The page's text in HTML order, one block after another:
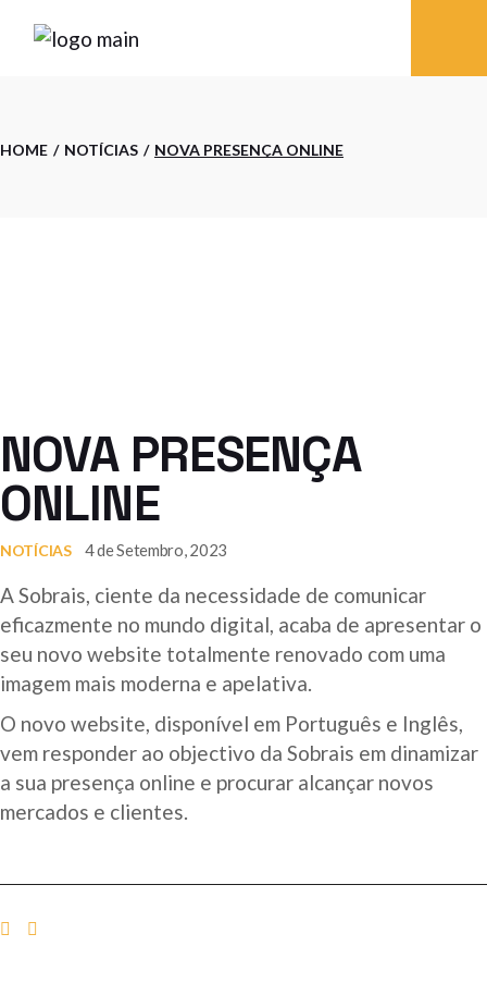
HOME NOTÍCIAS NOVA PRESENÇA ONLINE
NOVA PRESENÇA
ONLINE
NOTÍCIAS 4 de Setembro, 2023
A Sobrais, ciente da necessidade de comunicar
eficazmente no mundo digital, acaba de apresentar o
seu novo website totalmente renovado com uma
imagem mais moderna e apelativa.
O novo website, disponível em Português e Inglês,
vem responder ao objectivo da Sobrais em dinamizar
a sua presença online e procurar alcançar novos
mercados e clientes.